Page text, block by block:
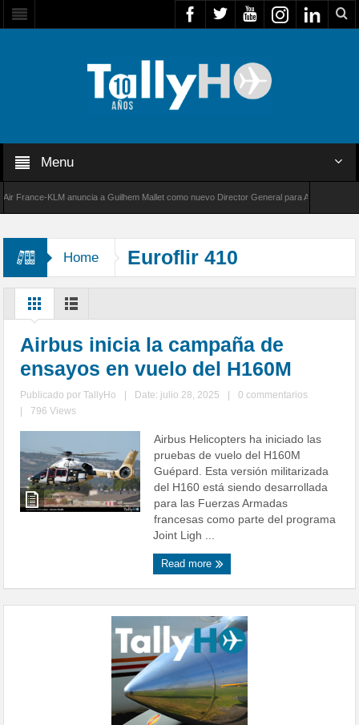
Menu
KLM anuncia a Guilhem Mallet como nuevo Director General para América Latina
Home Euroflir 410
Airbus inicia la campaña de
ensayos en vuelo del H160M
Publicado porTallyHo Date: julio 28, 2025
0 commentarios
796 Views
Airbus Helicopters ha iniciado las
pruebas de vuelo del H160M
Guépard. Esta versión militarizada
del H160 está siendo desarrollada
para las Fuerzas Armadas
francesas como parte del programa
Joint Ligh ...
Read more